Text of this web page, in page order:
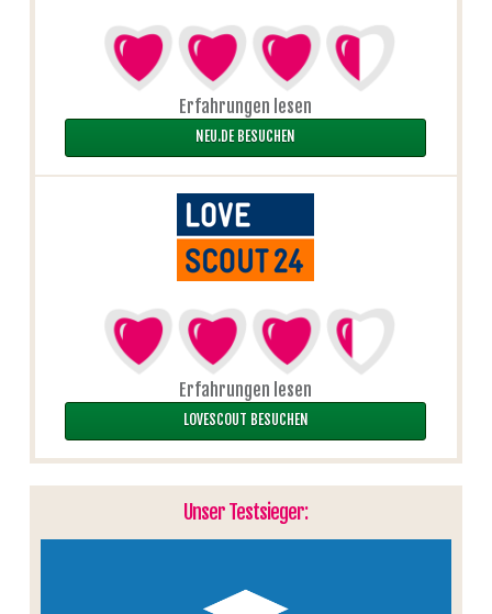
Erfahrungen lesen
NEU.DE BESUCHEN
Erfahrungen lesen
LOVESCOUT BESUCHEN
Unser Testsieger: